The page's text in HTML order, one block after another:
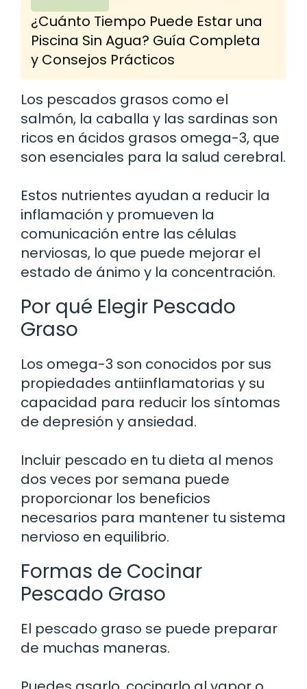
¿Cuánto Tiempo Puede Estar una
Piscina Sin Agua? Guía Completa
y Consejos Prácticos
Los pescados grasos como el
salmón, la caballa y las sardinas son
ricos en ácidos grasos omega-3, que
son esenciales para la salud cerebral.
Estos nutrientes ayudan a reducir la
inflamación y promueven la
comunicación entre las células
nerviosas, lo que puede mejorar el
estado de ánimo y la concentración.
Por qué Elegir Pescado
Graso
Los omega-3 son conocidos por sus
propiedades antiinflamatorias y su
capacidad para reducir los síntomas
de depresión y ansiedad.
Incluir pescado en tu dieta al menos
dos veces por semana puede
proporcionar los beneficios
necesarios para mantener tu sistema
nervioso en equilibrio.
Formas de Cocinar
Pescado Graso
El pescado graso se puede preparar
de muchas maneras.